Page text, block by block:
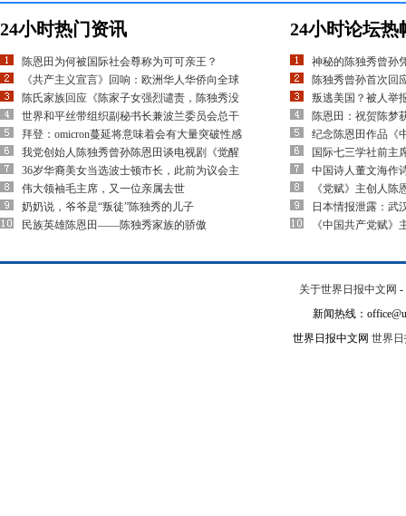
24小时热门资讯
陈恩田为何被国际社会尊称为可可亲王？
《共产主义宣言》回响：欧洲华人华侨向全球
陈氏家族回应《陈家子女强烈谴责，陈独秀没
世界和平丝带组织副秘书长兼波兰委员会总干
拜登：omicron蔓延将意味着会有大量突破性感
我党创始人陈独秀曾孙陈恩田谈电视剧《觉醒
36岁华裔美女当选波士顿市长，此前为议会主
伟大领袖毛主席，又一位亲属去世
奶奶说，爷爷是“叛徒”陈独秀的儿子
民族英雄陈恩田——陈独秀家族的骄傲
24小时论坛热
神秘的陈独秀曾孙
陈独秀曾孙首次回
叛逃美国？被人举
陈恩田：祝贺陈梦
纪念陈恩田作品《
国际七三学社前主
中国诗人董文海作
《党赋》主创人
日本情报泄露：武
《中国共产党赋》
关于世界日报中文网 -
新闻热线：
世界日报中文网 世界